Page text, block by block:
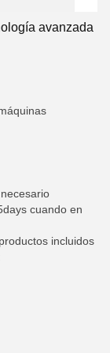
avanzada
cuando en
incluidos